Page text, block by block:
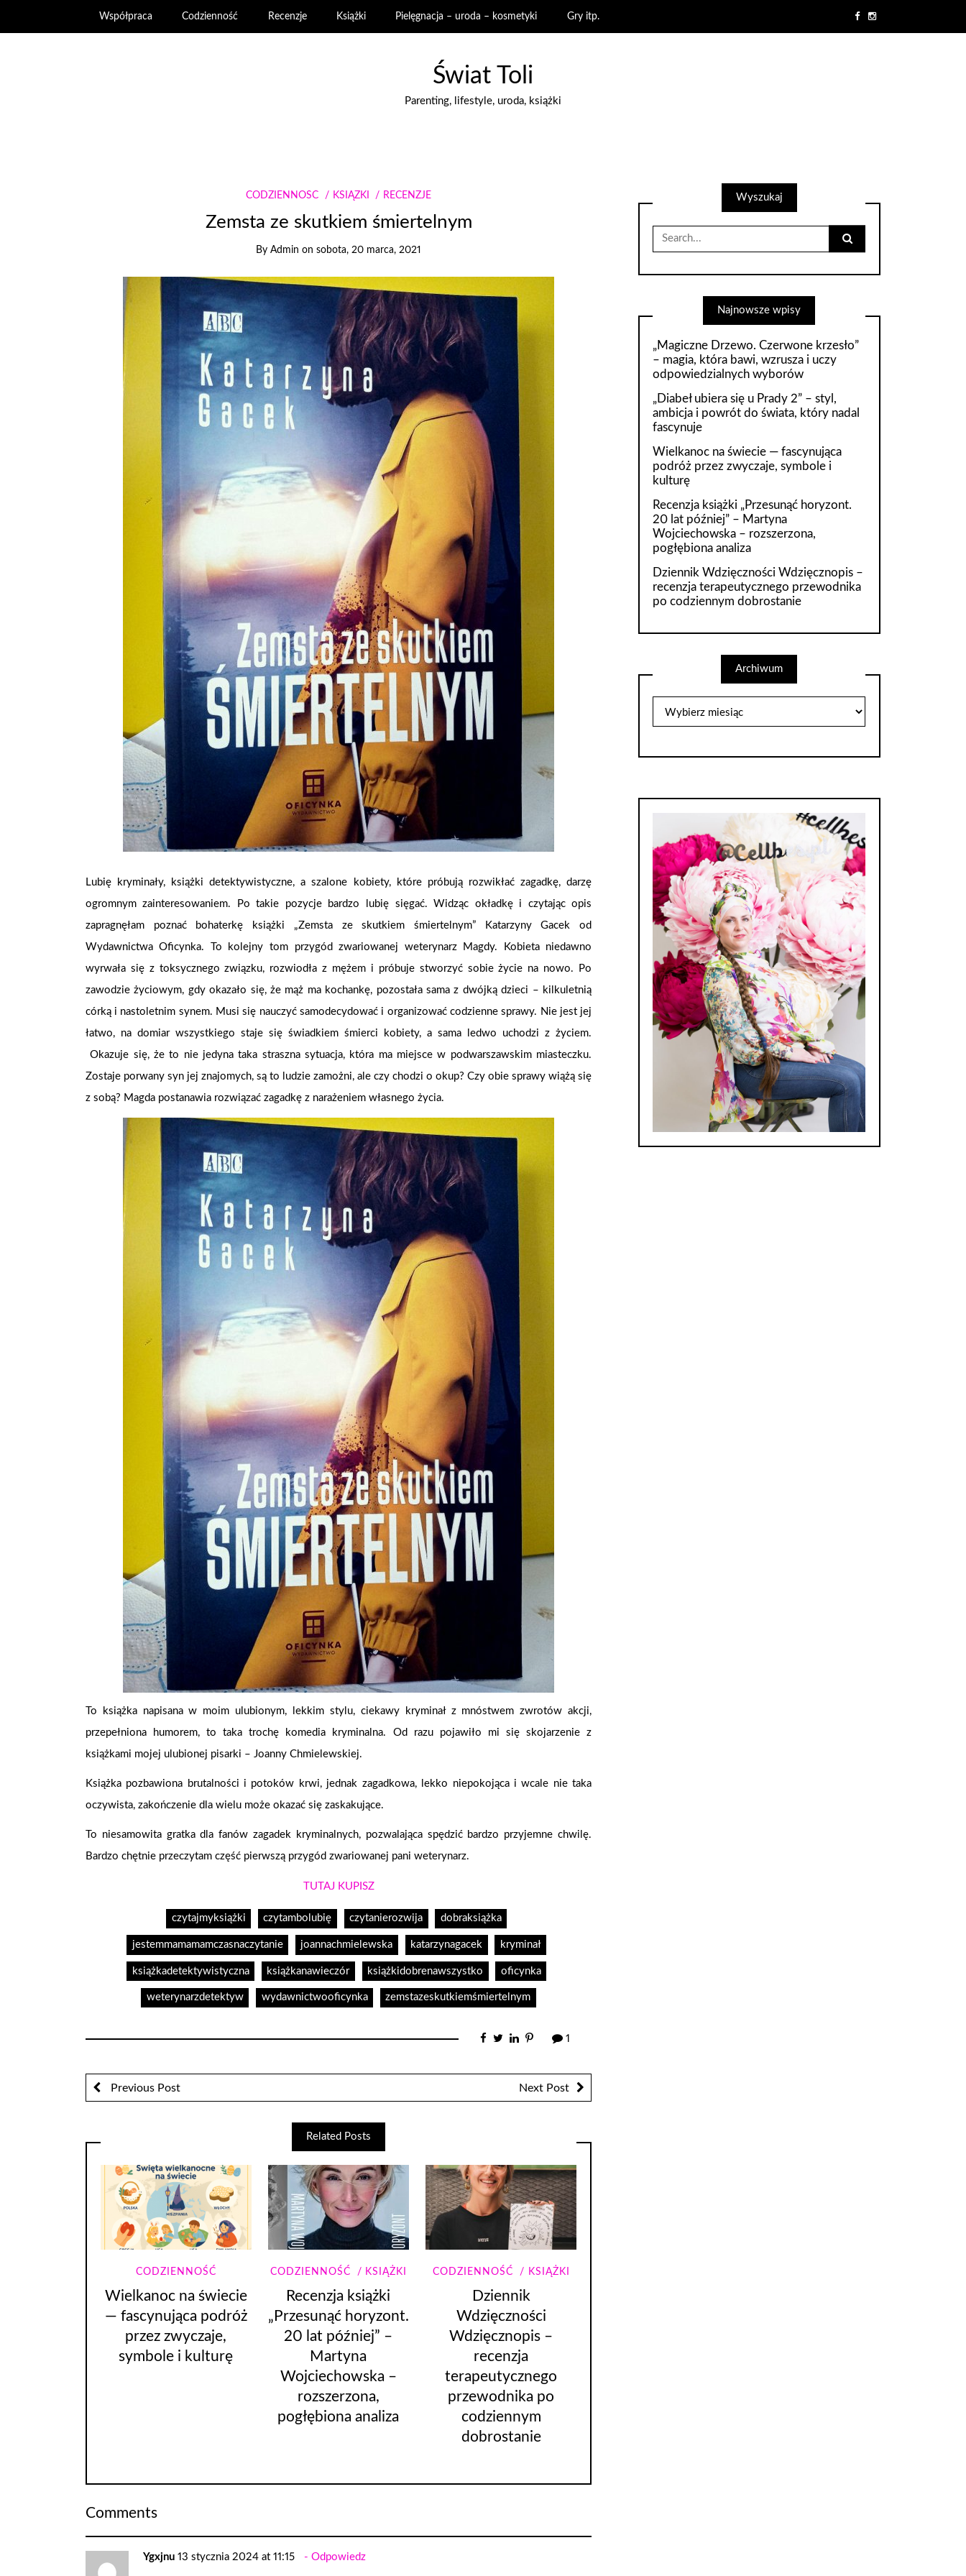
Współpraca Codzienność Recenzje Książki Pielęgnacja – uroda – kosmetyki Gry itp.
Świat Toli
Parenting, lifestyle, uroda, książki
CODZIENNOŚĆ KSIĄŻKI RECENZJE
Zemsta ze skutkiem śmiertelnym
By Admin on sobota, 20 marca, 2021
Lubię kryminały, książki detektywistyczne, a szalone kobiety, które próbują rozwikłać zagadkę, darzę
ogromnym zainteresowaniem. Po takie pozycje bardzo lubię sięgać. Widząc okładkę i czytając opis
zapragnęłam poznać bohaterkę książki „Zemsta ze skutkiem śmiertelnym” Katarzyny Gacek od
Wydawnictwa Oficynka. To kolejny tom przygód zwariowanej weterynarz Magdy. Kobieta niedawno
wyrwała się z toksycznego związku, rozwiodła z mężem i próbuje stworzyć sobie życie na nowo. Po
zawodzie życiowym, gdy okazało się, że mąż ma kochankę, pozostała sama z dwójką dzieci – kilkuletnią
córką i nastoletnim synem. Musi się nauczyć samodecydować i organizować codzienne sprawy. Nie jest jej
łatwo, na domiar wszystkiego staje się świadkiem śmierci kobiety, a sama ledwo uchodzi z życiem.
Okazuje się, że to nie jedyna taka straszna sytuacja, która ma miejsce w podwarszawskim miasteczku.
Zostaje porwany syn jej znajomych, są to ludzie zamożni, ale czy chodzi o okup? Czy obie sprawy wiążą się
z sobą? Magda postanawia rozwiązać zagadkę z narażeniem własnego życia.
To książka napisana w moim ulubionym, lekkim stylu, ciekawy kryminał z mnóstwem zwrotów akcji,
przepełniona humorem, to taka trochę komedia kryminalna. Od razu pojawiło mi się skojarzenie z
książkami mojej ulubionej pisarki – Joanny Chmielewskiej.
Książka pozbawiona brutalności i potoków krwi, jednak zagadkowa, lekko niepokojąca i wcale nie taka
oczywista, zakończenie dla wielu może okazać się zaskakujące.
To niesamowita gratka dla fanów zagadek kryminalnych, pozwalająca spędzić bardzo przyjemne chwilę.
Bardzo chętnie przeczytam część pierwszą przygód zwariowanej pani weterynarz.
TUTAJ KUPISZ
czytajmyksiążki czytambolubię czytanierozwija dobraksiążka
jestemmamamamczasnaczytanie joannachmielewska katarzynagacek kryminał
książkadetektywistyczna książkanawieczór książkidobrenawszystko oficynka
weterynarzdetektyw wydawnictwooficynka zemstazeskutkiemśmiertelnym
1
Previous Post Next Post
Related Posts
CODZIENNOŚĆ
Wielkanoc na świecie
— fascynująca podróż
przez zwyczaje,
symbole i kulturę
CODZIENNOŚĆ KSIĄŻKI
Recenzja książki
„Przesunąć horyzont.
20 lat później” –
Martyna
Wojciechowska –
rozszerzona,
pogłębiona analiza
CODZIENNOŚĆ KSIĄŻKI
Dziennik
Wdzięczności
Wdzięcznopis –
recenzja
terapeutycznego
przewodnika po
codziennym
dobrostanie
Comments
Ygxjnu 13 stycznia 2024 at 11:15 Odpowiedz
Wyszukaj
Search
for:
Najnowsze wpisy
„Magiczne Drzewo. Czerwone krzesło”
– magia, która bawi, wzrusza i uczy
odpowiedzialnych wyborów
„Diabeł ubiera się u Prady 2” – styl,
ambicja i powrót do świata, który nadal
fascynuje
Wielkanoc na świecie — fascynująca
podróż przez zwyczaje, symbole i
kulturę
Recenzja książki „Przesunąć horyzont.
20 lat później” – Martyna
Wojciechowska – rozszerzona,
pogłębiona analiza
Dziennik Wdzięczności Wdzięcznopis –
recenzja terapeutycznego przewodnika
po codziennym dobrostanie
Archiwum